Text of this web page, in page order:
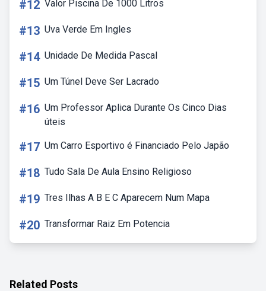
#12 Valor Piscina De 1000 Litros
#13 Uva Verde Em Ingles
#14 Unidade De Medida Pascal
#15 Um Túnel Deve Ser Lacrado
#16 Um Professor Aplica Durante Os Cinco Dias
úteis
#17 Um Carro Esportivo é Financiado Pelo Japão
#18 Tudo Sala De Aula Ensino Religioso
#19 Tres Ilhas A B E C Aparecem Num Mapa
#20 Transformar Raiz Em Potencia
Related Posts